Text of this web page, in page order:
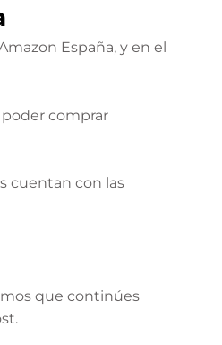
España, y en el
comprar
cuentan con las
que continúes